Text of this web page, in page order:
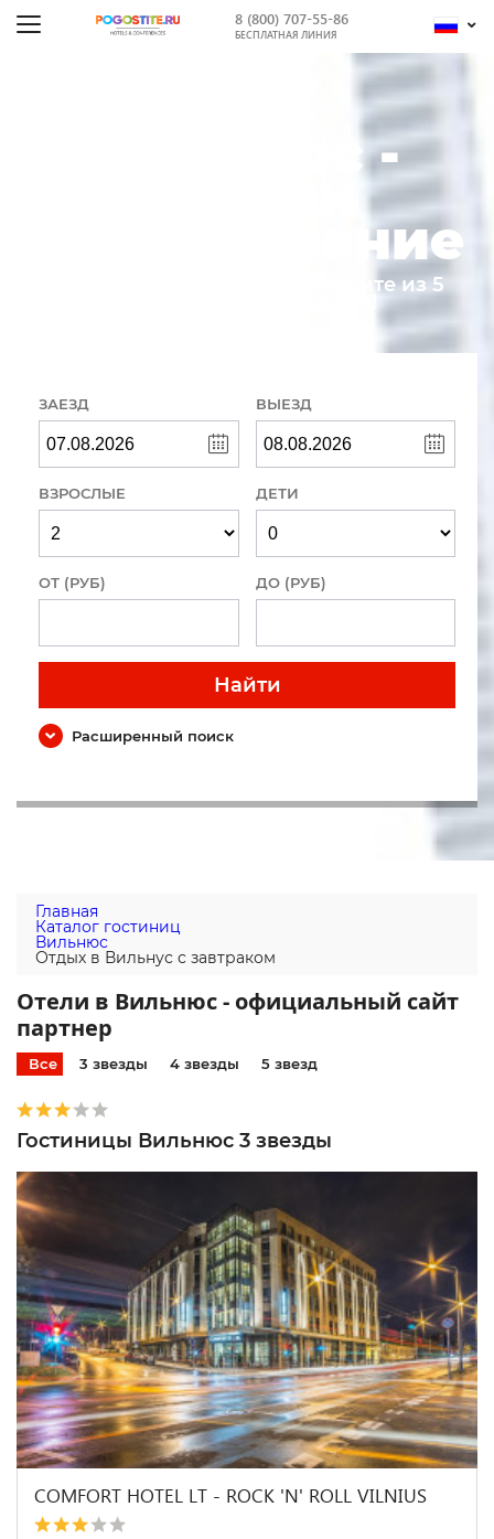
8 (800) 707-55-86
БЕСПЛАТНАЯ ЛИНИЯ
Вильнюс -
бронирование
Введите свои даты и выбирайте из 5
ЗАЕЗД ВЫЕЗД
ВЗРОСЛЫЕ ДЕТИ
ОТ (РУБ) ДО (РУБ)
Найти
Расширенный поиск
Главная
Каталог гостиниц
Вильнюс
Отдых в Вильнус с завтраком
Отели в Вильнюс - официальный сайт
партнер
Все 3 звезды 4 звезды 5 звезд
Гостиницы Вильнюс 3 звезды
COMFORT HOTEL LT - ROCK 'N' ROLL VILNIUS